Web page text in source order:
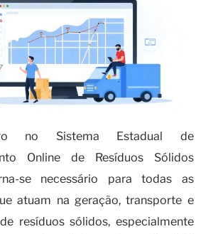
no Sistema Estadual de
Online de Resíduos Sólidos
se necessário para todas as
atuam na geração, transporte e
resíduos sólidos, especialmente